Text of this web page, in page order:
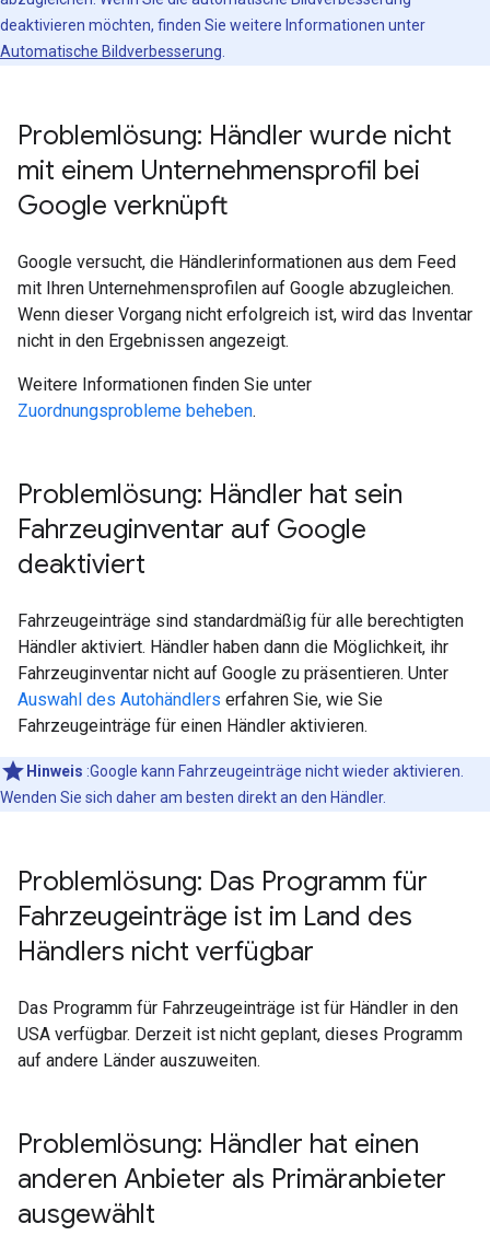
deaktivieren möchten, finden Sie weitere Informationen unter
Automatische Bildverbesserung
Problemlösung: Händler wurde nicht
mit einem Unternehmensprofil bei
Google verknüpft
Google versucht, die Händlerinformationen aus dem Feed
mit Ihren Unternehmensprofilen auf Google abzugleichen.
Wenn dieser Vorgang nicht erfolgreich ist, wird das Inventar
nicht in den Ergebnissen angezeigt.
Weitere Informationen finden Sie unter
Zuordnungsprobleme beheben.
Problemlösung: Händler hat sein
Fahrzeuginventar auf Google
deaktiviert
Fahrzeugeinträge sind standardmäßig für alle berechtigten
Händler aktiviert. Händler haben dann die Möglichkeit, ihr
Fahrzeuginventar nicht auf Google zu präsentieren. Unter
Auswahl des Autohändlers erfahren Sie, wie Sie
Fahrzeugeinträge für einen Händler aktivieren.
Hinweis :Google kann Fahrzeugeinträge nicht wieder aktivieren.
Wenden Sie sich daher am besten direkt an den Händler.
Problemlösung: Das Programm für
Fahrzeugeinträge ist im Land des
Händlers nicht verfügbar
Das Programm für Fahrzeugeinträge ist für Händler in den
USA verfügbar. Derzeit ist nicht geplant, dieses Programm
auf andere Länder auszuweiten.
Problemlösung: Händler hat einen
anderen Anbieter als Primäranbieter
ausgewählt